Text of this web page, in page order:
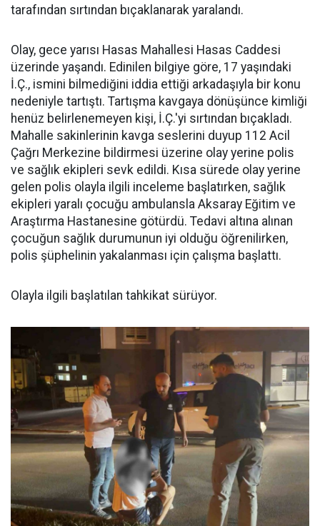
tarafından sırtından bıçaklanarak yaralandı.
Olay, gece yarısı Hasas Mahallesi Hasas Caddesi
üzerinde yaşandı. Edinilen bilgiye göre, 17 yaşındaki
İ.Ç., ismini bilmediğini iddia ettiği arkadaşıyla bir konu
nedeniyle tartıştı. Tartışma kavgaya dönüşünce kimliği
henüz belirlenemeyen kişi, İ.Ç.'yi sırtından bıçakladı.
Mahalle sakinlerinin kavga seslerini duyup 112 Acil
Çağrı Merkezine bildirmesi üzerine olay yerine polis
ve sağlık ekipleri sevk edildi. Kısa sürede olay yerine
gelen polis olayla ilgili inceleme başlatırken, sağlık
ekipleri yaralı çocuğu ambulansla Aksaray Eğitim ve
Araştırma Hastanesine götürdü. Tedavi altına alınan
çocuğun sağlık durumunun iyi olduğu öğrenilirken,
polis şüphelinin yakalanması için çalışma başlattı.
Olayla ilgili başlatılan tahkikat sürüyor.